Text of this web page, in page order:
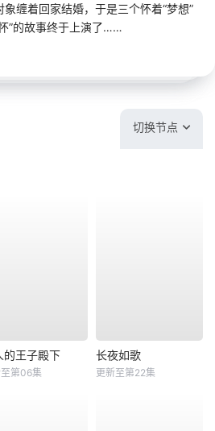
缠着回家结婚，于是三个怀着“梦想”
”的故事终于上演了……
切换节点
的王子殿下
第06集
长夜如歌
更新至第22集